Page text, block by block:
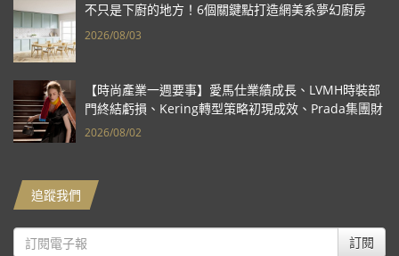
不只是下廚的地方！6個關鍵點打造網美系夢幻廚房
2026/08/03
【時尚產業一週要事】愛馬仕業績成長、LVMH時裝部
門終結虧損、Kering轉型策略初現成效、Prada集團財
報亮眼
2026/08/02
追蹤我們
訂閱